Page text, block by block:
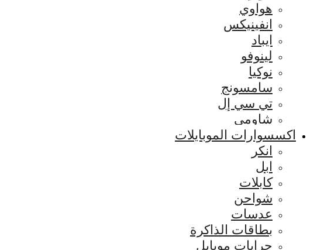
هواوي
انفينيكس
ايباد
لينوفو
نوكيا
سامسونج
تي سي إل
شاومي
اكسسوارات الموبايلات
انكر
ابل
كابلات
شواحن
عدسات
بطاقات الذاكرة
جرابات موبايل